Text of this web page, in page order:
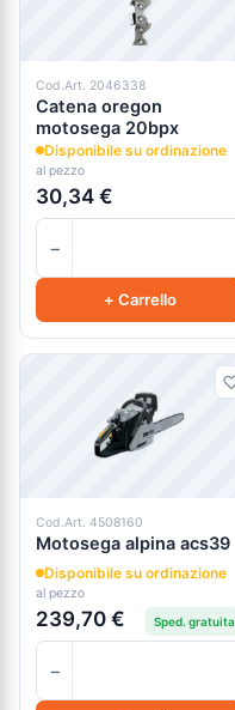
Cod.Art. 2046338
Catena oregon
motosega 20bpx
Disponibile su ordinazione
al pezzo
30,34 €
−
+ Carrello
Cod.Art. 4508160
Motosega alpina acs39
Disponibile su ordinazione
al pezzo
239,70 € Sped. gratuita
−